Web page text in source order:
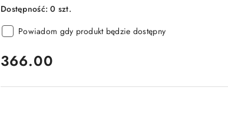
Dostępność:0 szt.
Powiadom gdy produkt będzie dostępny
cena:
366.00